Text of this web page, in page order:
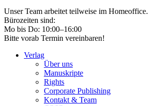
Unser Team arbeitet teilweise im Homeoffice.
Bürozeiten sind:
Mo bis Do: 10:00–16:00
Bitte vorab Termin vereinbaren!
Verlag
Über uns
Manuskripte
Rights
Corporate Publishing
Kontakt & Team